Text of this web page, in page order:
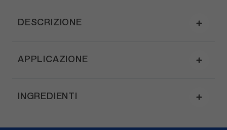
DESCRIZIONE
APPLICAZIONE
INGREDIENTI